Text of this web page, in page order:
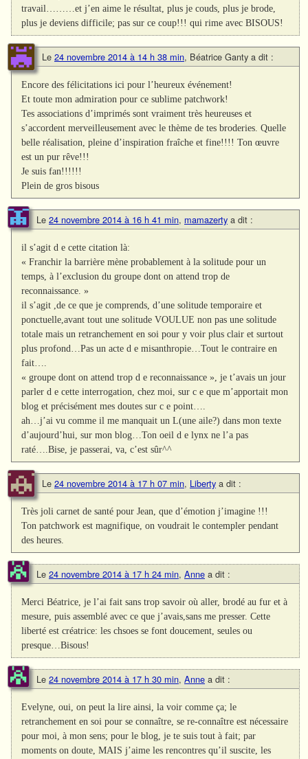
travail………et j’en aime le résultat, plus je couds, plus je brode,
plus je deviens difficile; pas sur ce coup!!! qui rime avec BISOUS!
Le 24 novembre 2014 à 14 h 38 min, Béatrice Ganty a dit :
Encore des félicitations ici pour l’heureux événement!
Et toute mon admiration pour ce sublime patchwork!
Tes associations d’imprimés sont vraiment très heureuses et
s’accordent merveilleusement avec le thème de tes broderies. Quelle
belle réalisation, pleine d’inspiration fraîche et fine!!!! Ton œuvre
est un pur rêve!!!
Je suis fan!!!!!!
Plein de gros bisous
Le 24 novembre 2014 à 16 h 41 min, mamazerty a dit :
il s’agit d e cette citation là:
« Franchir la barrière mène probablement à la solitude pour un
temps, à l’exclusion du groupe dont on attend trop de
reconnaissance. »
il s’agit ,de ce que je comprends, d’une solitude temporaire et
ponctuelle,avant tout une solitude VOULUE non pas une solitude
totale mais un retranchement en soi pour y voir plus clair et surtout
plus profond…Pas un acte d e misanthropie…Tout le contraire en
fait….
« groupe dont on attend trop d e reconnaissance », je t’avais un jour
parler d e cette interrogation, chez moi, sur c e que m’apportait mon
blog et précisément mes doutes sur c e point….
ah…j’ai vu comme il me manquait un L(une aile?) dans mon texte
d’aujourd’hui, sur mon blog…Ton oeil d e lynx ne l’a pas
raté….Bise, je passerai, va, c’est sûr^^
Le 24 novembre 2014 à 17 h 07 min, Liberty a dit :
Très joli carnet de santé pour Jean, que d’émotion j’imagine !!!
Ton patchwork est magnifique, on voudrait le contempler pendant
des heures.
Le 24 novembre 2014 à 17 h 24 min, Anne a dit :
Merci Béatrice, je l’ai fait sans trop savoir où aller, brodé au fur et à
mesure, puis assemblé avec ce que j’avais,sans me presser. Cette
liberté est créatrice: les chsoes se font doucement, seules ou
presque…Bisous!
Le 24 novembre 2014 à 17 h 30 min, Anne a dit :
Evelyne, oui, on peut la lire ainsi, la voir comme ça; le
retranchement en soi pour se connaître, se re-connaître est nécessaire
pour moi, à mon sens; pour le blog, je te suis tout à fait; par
moments on doute, MAIS j’aime les rencontres qu’il suscite, les